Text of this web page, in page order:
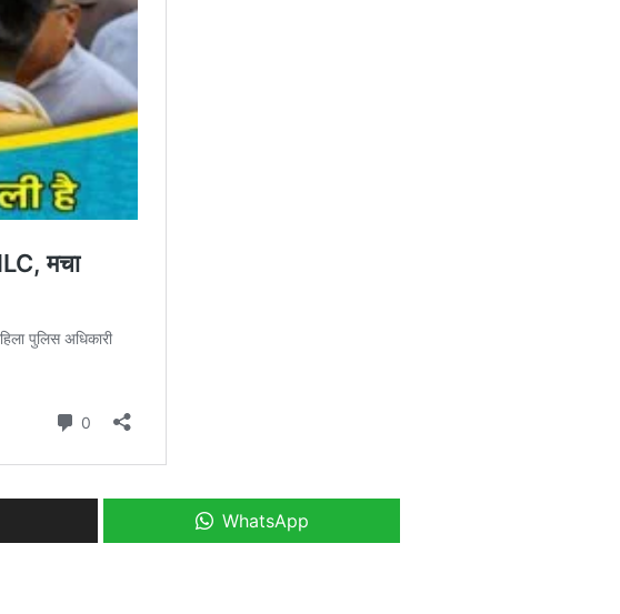
WhatsApp